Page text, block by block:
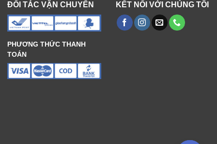
ĐỐI TÁC VẬN CHUYỂN
PHƯƠNG THỨC THANH
TOÁN
KẾT NỐI VỚI CHÚNG TÔI